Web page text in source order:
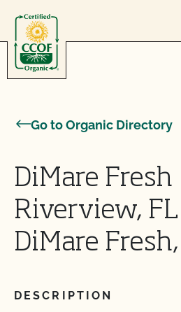
Go to Organic Directory
DiMare Fresh
Riverview,
DiMare
DESCRIPTION